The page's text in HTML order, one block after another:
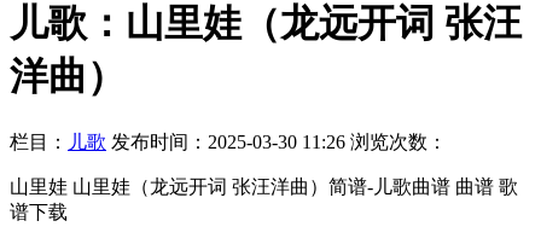
儿歌：山里娃（龙远开词 张汪
洋曲）
栏目： 儿歌 发布时间：2025-03-30 11:26 浏览次数：
山里娃 山里娃（龙远开词 张汪洋曲）简谱-儿歌曲谱 曲谱 歌
谱下载